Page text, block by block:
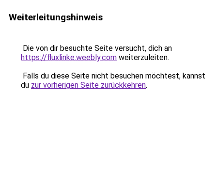
Weiterleitungshinweis
Die von dir besuchte Seite versucht, dich an
https://fluxlinke.weebly.com weiterzuleiten.
Falls du diese Seite nicht besuchen möchtest, kannst
du zur vorherigen Seite zurückkehren.